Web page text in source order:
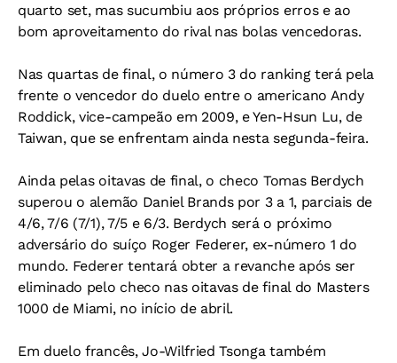
quarto set, mas sucumbiu aos próprios erros e ao
bom aproveitamento do rival nas bolas vencedoras.
Nas quartas de final, o número 3 do ranking terá pela
frente o vencedor do duelo entre o americano Andy
Roddick, vice-campeão em 2009, e Yen-Hsun Lu, de
Taiwan, que se enfrentam ainda nesta segunda-feira.
Ainda pelas oitavas de final, o checo Tomas Berdych
superou o alemão Daniel Brands por 3 a 1, parciais de
4/6, 7/6 (7/1), 7/5 e 6/3. Berdych será o próximo
adversário do suíço Roger Federer, ex-número 1 do
mundo. Federer tentará obter a revanche após ser
eliminado pelo checo nas oitavas de final do Masters
1000 de Miami, no início de abril.
Em duelo francês, Jo-Wilfried Tsonga também